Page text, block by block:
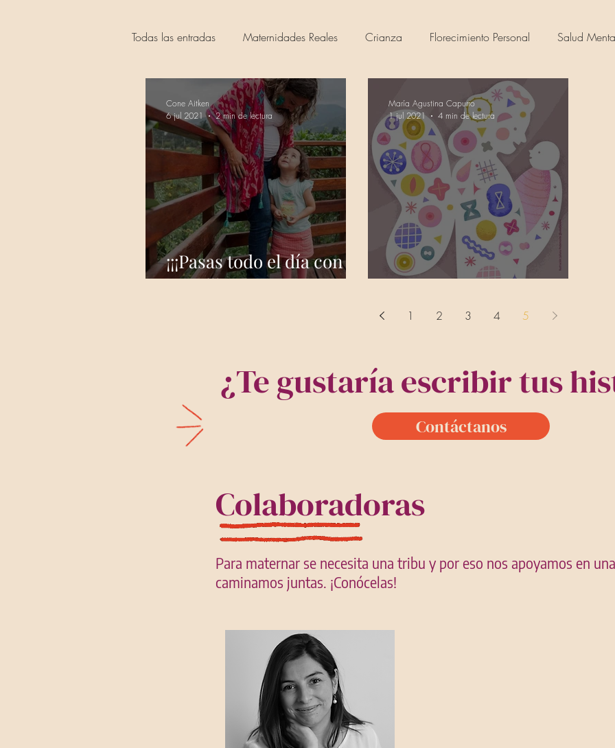
Todas las entradas Maternidades Reales Crianza Florecimiento Personal Salud
¡¡¡Pasas todo el día con la
ñaña!!!
Cone Aitken
6 jul 2021
2 min de lectura
Matrescencia
María Agustina Capurro
1 jul 2021
4 min de lectura
1 2 3 4 5
¿Te gustaría escribir tus
Contáctanos
Colaboradoras
Para maternar se necesita una tribu y por eso nos apoyamos en
caminamos juntas. ¡Conócelas!